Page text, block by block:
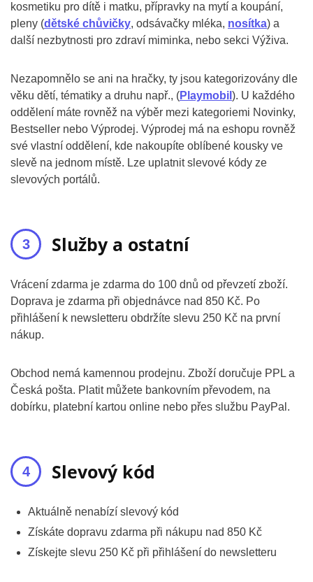
kosmetiku pro dítě i matku, přípravky na mytí a koupání,
pleny (dětské chůvičky, odsávačky mléka, nosítka) a
další nezbytnosti pro zdraví miminka, nebo sekci Výživa.
Nezapomnělo se ani na hračky, ty jsou kategorizovány dle
věku dětí, tématiky a druhu např., (Playmobil ). U každého
oddělení máte rovněž na výběr mezi kategoriemi Novinky,
Bestseller nebo Výprodej. Výprodej má na eshopu rovněž
své vlastní oddělení, kde nakoupíte oblíbené kousky ve
slevě na jednom místě. Lze uplatnit slevové kódy ze
slevových portálů.
Služby a ostatní
Vrácení zdarma je zdarma do 100 dnů od převzetí zboží.
Doprava je zdarma při objednávce nad 850 Kč. Po
přihlášení k newsletteru obdržíte slevu 250 Kč na první
nákup.
Obchod nemá kamennou prodejnu. Zboží doručuje PPL a
Česká pošta. Platit můžete bankovním převodem, na
dobírku, platební kartou online nebo přes službu PayPal.
Slevový kód
Aktuálně nenabízí slevový kód
Získáte dopravu zdarma při nákupu nad 850 Kč
Získejte slevu 250 Kč při přihlášení do newsletteru